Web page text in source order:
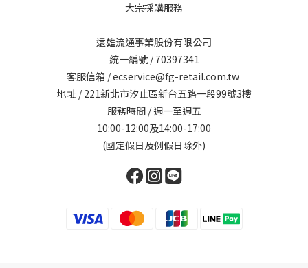
大宗採購服務
遠雄流通事業股份有限公司
統一編號 / 70397341
客服信箱 / ecservice@fg-retail.com.tw
地址 / 221新北市汐止區新台五路一段99號3樓
服務時間 / 週一至週五
10:00-12:00及14:00-17:00
(國定假日及例假日除外)